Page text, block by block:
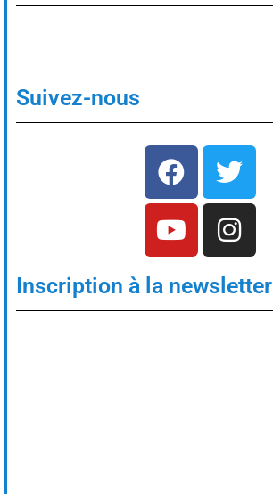
Suivez-nous
Inscription à la newsletter